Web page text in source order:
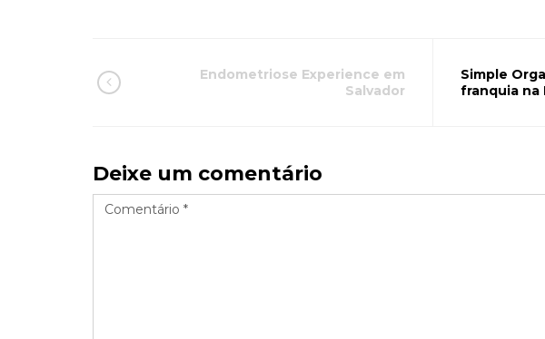
Endometriose Experience em
Salvador
Simple
franquia na
Deixe um comentário